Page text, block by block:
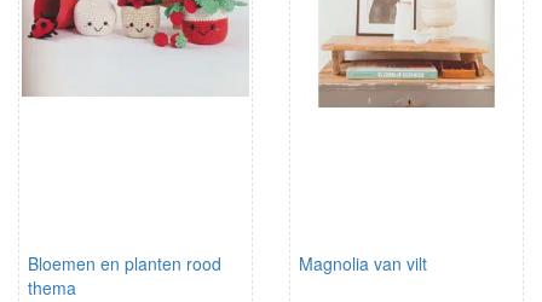
Bloemen en planten rood
thema
Magnolia van vilt